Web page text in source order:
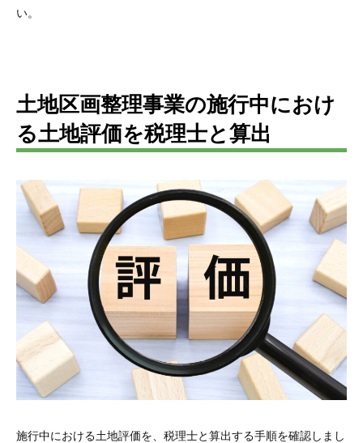
い。
土地区画整理事業の施行中におけ
る土地評価を税理士と算出
施行中における土地評価を、税理士と算出する手順を確認しまし